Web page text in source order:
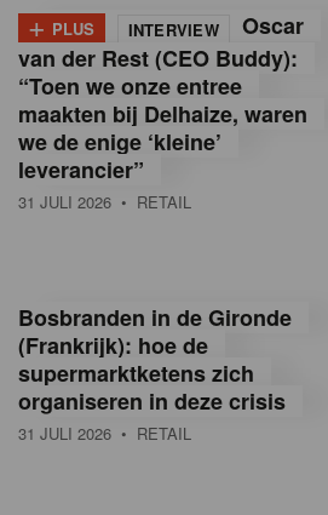
a
M
a
g
a
n
e
+ PLUS INTERVIEW
Oscar
van der Rest (CEO Buddy):
“Toen we onze entree
maakten bij Delhaize, waren
we de enige ‘kleine’
leverancier”
31 JULI 2026 • RETAIL
Bosbranden in de Gironde
(Frankrijk): hoe de
supermarktketens zich
organiseren in deze crisis
31 JULI 2026 • RETAIL